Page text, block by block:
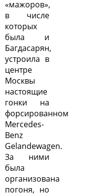
«мажоров»,
в числе
которых
была и
Багдасарян,
устроила в
центре
Москвы
настоящие
гонки на
форсированном
Mercedes-
Benz
Gelandewagen.
За ними
была
организована
погоня, но